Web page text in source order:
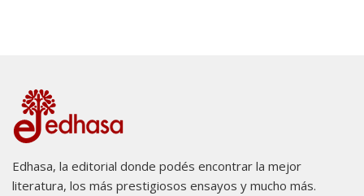
Edhasa, la editorial donde podés encontrar la mejor
literatura, los más prestigiosos ensayos y mucho más.